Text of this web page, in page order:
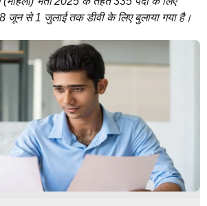
जून से 1 जुलाई तक डीवी के लिए बुलाया गया है।